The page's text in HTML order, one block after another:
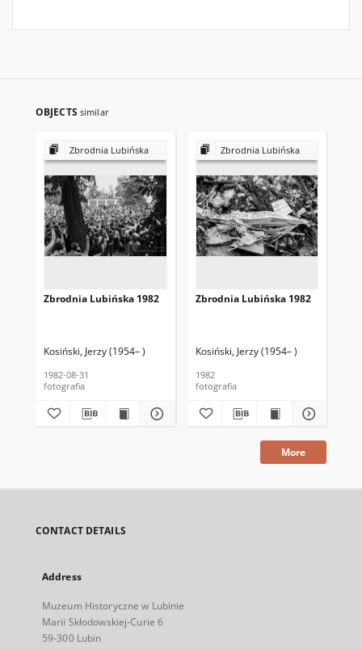
OBJECTS similar
Zbrodnia Lubińska
Zbrodnia Lubińska 1982
Kosiński, Jerzy (1954– )
1982-08-31
fotografia
Zbrodnia Lubińska
Zbrodnia Lubińska 1982
Kosiński, Jerzy (1954– )
1982
fotografia
More
CONTACT DETAILS
Address
Muzeum Historyczne w Lubinie
Marii Skłodowskiej-Curie 6
59-300 Lubin